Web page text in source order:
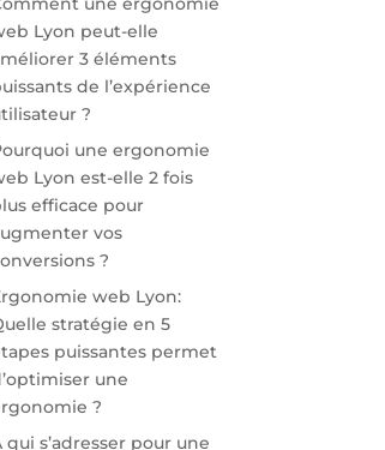
Lyon peut-elle
3 éléments
de l’expérience
?
une ergonomie
Lyon est-elle 2 fois
efficace pour
vos
?
web Lyon:
stratégie en 5
puissantes permet
une
?
qui s’adresser pour une